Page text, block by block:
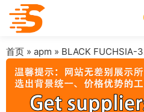
首页 » apm » BLACK FUCHSIA-